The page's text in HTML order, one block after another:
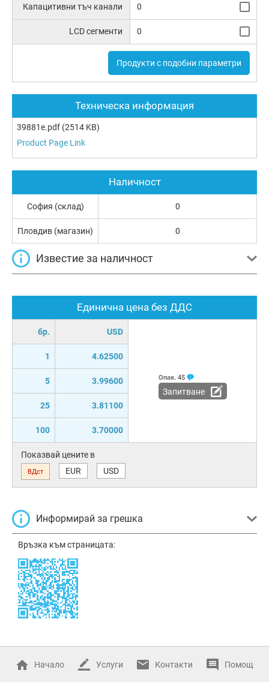
Капацитивни тъч канали 0
LCD сегменти 0
Продукти с подобни параметри
Техническа информация
39881e.pdf (2514 KB)
Product Page Link
Единична цена без ДДС
бр. USD
1 4.62500
5 3.99600
25 3.81100
100 3.70000
Опак. 45
Запитване
Показвай цените в
ВДст EUR USD
Информирай за грешка
Връзка към страницата:
Наличност
София (склад) 0
Пловдив (магазин) 0
Известие за наличност
Начало Услуги Контакти Помощ